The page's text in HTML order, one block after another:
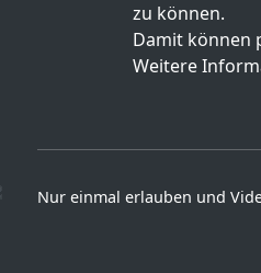
zu können.
Damit können
Weitere
Nur einmal erlauben und